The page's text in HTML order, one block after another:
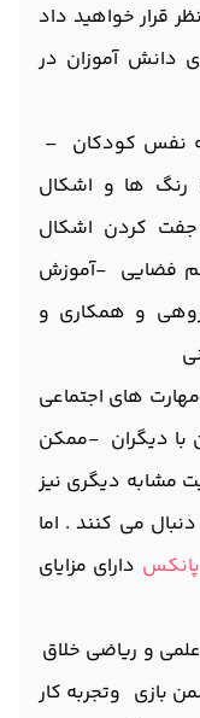
قرار خواهید داد
دانش آموزان در
نفس کودکان –
رنگ ها و اشکال
کردن اشکال
فضایی -آموزش
و همکاری و
های اجتماعی
با دیگران -ممکن
مشابه دیگری نیز
می کنند . اما
پانکس دارای مزایای
و ریاضی خلاق
بازی وتجربه کار